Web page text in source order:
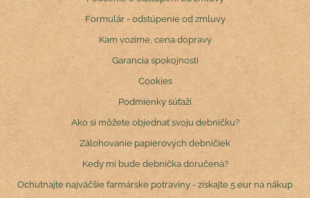
Formulár - odstúpenie od zmluvy
Kam vozíme, cena dopravy
Garancia spokojnosti
Cookies
Podmienky súťaží
Ako si môžete objednať svoju debničku?
Zálohovanie papierových debničiek
Kedy mi bude debnička doručená?
Ochutnajte najväčšie farmárske potraviny - získajte 5 eur na nákup